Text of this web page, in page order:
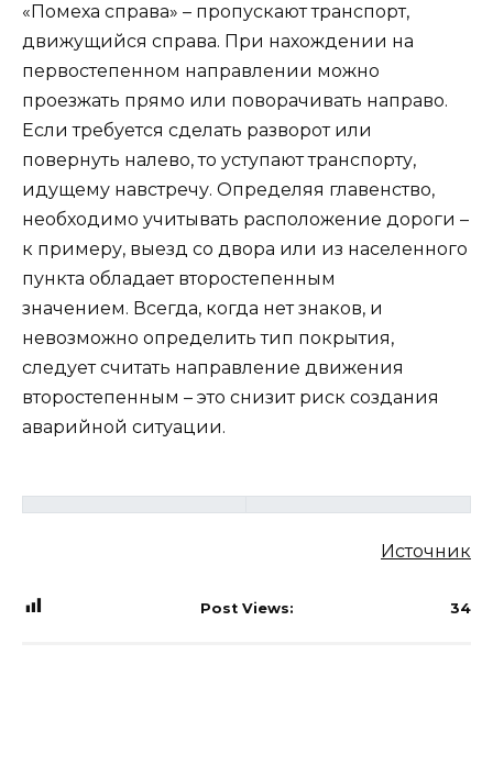
«Помеха справа» – пропускают транспорт,
движущийся справа. При нахождении на
первостепенном направлении можно
проезжать прямо или поворачивать направо.
Если требуется сделать разворот или
повернуть налево, то уступают транспорту,
идущему навстречу. Определяя главенство,
необходимо учитывать расположение дороги –
к примеру, выезд со двора или из населенного
пункта обладает второстепенным
значением. Всегда, когда нет знаков, и
невозможно определить тип покрытия,
следует считать направление движения
второстепенным – это снизит риск создания
аварийной ситуации.
Источник
Post Views: 34